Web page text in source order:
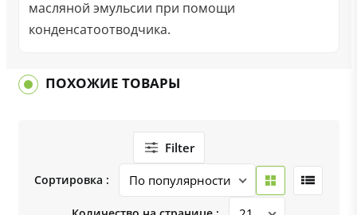
масляной эмульсии при помощи
конденсатоотводчика.
ПОХОЖИЕ ТОВАРЫ
Filter
Сортировка :